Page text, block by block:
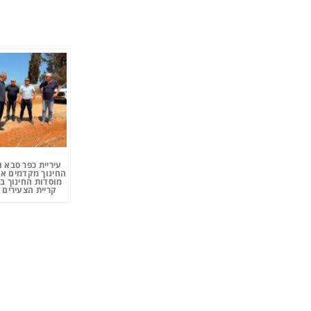
עיריית כפר
החינוך מקדמים
מוסדות החינוך
קריית